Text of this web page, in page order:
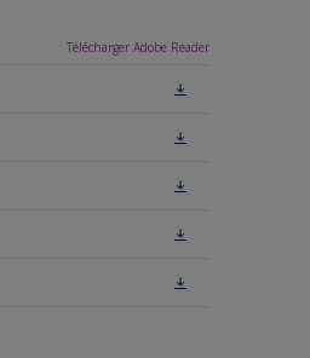
Télécharger Adobe Reader